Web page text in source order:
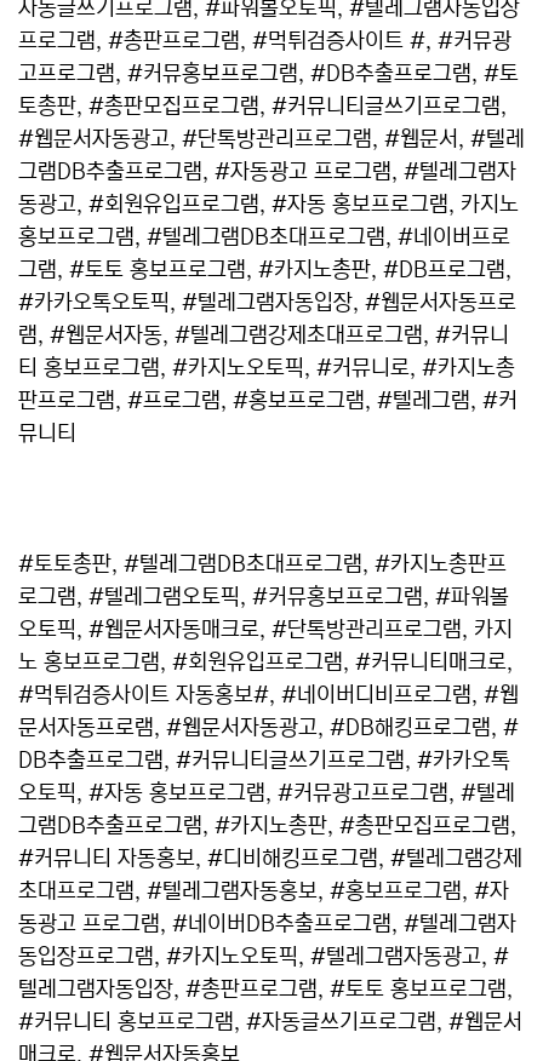
자동글쓰기프로그램, #파워볼오토픽, #텔레그램자동입장
프로그램, #총판프로그램, #먹튀검증사이트 #, #커뮤광
고프로그램, #커뮤홍보프로그램, #DB추출프로그램, #토
토총판, #총판모집프로그램, #커뮤니티글쓰기프로그램,
#웹문서자동광고, #단톡방관리프로그램, #웹문서, #텔레
그램DB추출프로그램, #자동광고 프로그램, #텔레그램자
동광고, #회원유입프로그램, #자동 홍보프로그램, 카지노
홍보프로그램, #텔레그램DB초대프로그램, #네이버프로
그램, #토토 홍보프로그램, #카지노총판, #DB프로그램,
#카카오톡오토픽, #텔레그램자동입장, #웹문서자동프로
램, #웹문서자동, #텔레그램강제초대프로그램, #커뮤니
티 홍보프로그램, #카지노오토픽, #커뮤니로, #카지노총
판프로그램, #프로그램, #홍보프로그램, #텔레그램, #커
뮤니티
#토토총판, #텔레그램DB초대프로그램, #카지노총판프
로그램, #텔레그램오토픽, #커뮤홍보프로그램, #파워볼
오토픽, #웹문서자동매크로, #단톡방관리프로그램, 카지
노 홍보프로그램, #회원유입프로그램, #커뮤니티매크로,
#먹튀검증사이트 자동홍보#, #네이버디비프로그램, #웹
문서자동프로램, #웹문서자동광고, #DB해킹프로그램, #
DB추출프로그램, #커뮤니티글쓰기프로그램, #카카오톡
오토픽, #자동 홍보프로그램, #커뮤광고프로그램, #텔레
그램DB추출프로그램, #카지노총판, #총판모집프로그램,
#커뮤니티 자동홍보, #디비해킹프로그램, #텔레그램강제
초대프로그램, #텔레그램자동홍보, #홍보프로그램, #자
동광고 프로그램, #네이버DB추출프로그램, #텔레그램자
동입장프로그램, #카지노오토픽, #텔레그램자동광고, #
텔레그램자동입장, #총판프로그램, #토토 홍보프로그램,
#커뮤니티 홍보프로그램, #자동글쓰기프로그램, #웹문서
매크로, #웹문서자동홍보